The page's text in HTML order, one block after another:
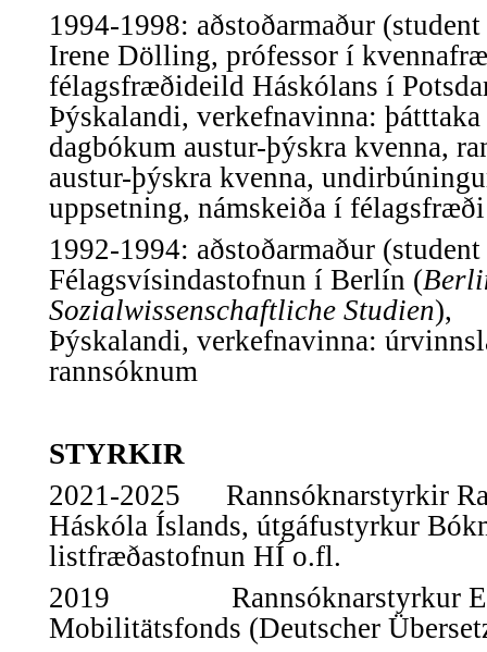
1994-1998: aðstoðarmaður
Irene Dölling, prófessor í
félagsfræðideild Háskólans í
Þýskalandi, verkefnavinna:
dagbókum austur-þýskra kvenna,
austur-þýskra kvenna,
uppsetning, námskeiða í
1992-1994: aðstoðarmaður
Félagsvísindastofnun í Berlín (
Sozialwissenschaftliche Studien),
Þýskalandi, verkefnavinna:
rannsóknum
STYRKIR
2021-2025 Rannsóknarstyrkir
Háskóla Íslands, útgáfustyrkur
listfræðastofnun HÍ o.fl.
2019 Rannsóknarstyrkur
Mobilitätsfonds (Deutscher